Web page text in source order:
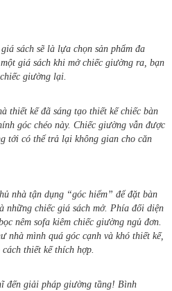
sách sẽ là lựa chọn sản phẩm đa
giá sách khi mở chiếc giường ra, bạn
giường lại.
thiết kế đã sáng tạo thiết kế chiếc bàn
góc chéo này. Chiếc giường vẫn được
tới có thể trả lại không gian cho căn
nhà tận dụng “góc hiểm” để đặt bàn
những chiếc giá sách mở. Phía đối diện
nêm sofa kiêm chiếc giường ngủ đơn.
nhà mình quá góc cạnh và khó thiết kế,
cách thiết kế thích hợp.
đến giải pháp giường tầng! Bình